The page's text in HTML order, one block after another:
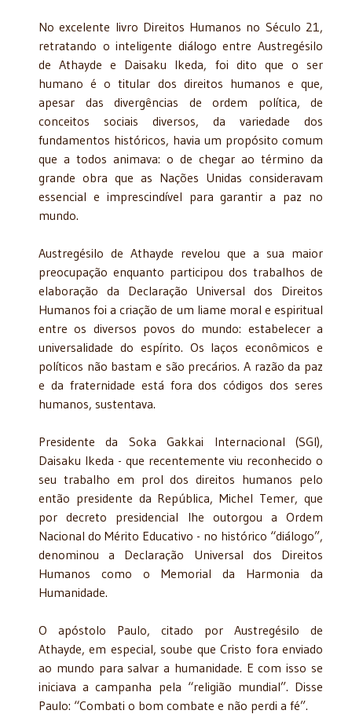
No excelente livro Direitos Humanos no Século 21,
retratando o inteligente diálogo entre Austregésilo
de Athayde e Daisaku Ikeda, foi dito que o ser
humano é o titular dos direitos humanos e que,
apesar das divergências de ordem política, de
conceitos sociais diversos, da variedade dos
fundamentos históricos, havia um propósito comum
que a todos animava: o de chegar ao término da
grande obra que as Nações Unidas consideravam
essencial e imprescindível para garantir a paz no
mundo.
Austregésilo de Athayde revelou que a sua maior
preocupação enquanto participou dos trabalhos de
elaboração da Declaração Universal dos Direitos
Humanos foi a criação de um liame moral e espiritual
entre os diversos povos do mundo: estabelecer a
universalidade do espírito. Os laços econômicos e
políticos não bastam e são precários. A razão da paz
e da fraternidade está fora dos códigos dos seres
humanos, sustentava.
Presidente da Soka Gakkai Internacional (SGI),
Daisaku Ikeda - que recentemente viu reconhecido o
seu trabalho em prol dos direitos humanos pelo
então presidente da República, Michel Temer, que
por decreto presidencial lhe outorgou a Ordem
Nacional do Mérito Educativo - no histórico “diálogo”,
denominou a Declaração Universal dos Direitos
Humanos como o Memorial da Harmonia da
Humanidade.
O apóstolo Paulo, citado por Austregésilo de
Athayde, em especial, soube que Cristo fora enviado
ao mundo para salvar a humanidade. E com isso se
iniciava a campanha pela “religião mundial”. Disse
Paulo: “Combati o bom combate e não perdi a fé”.